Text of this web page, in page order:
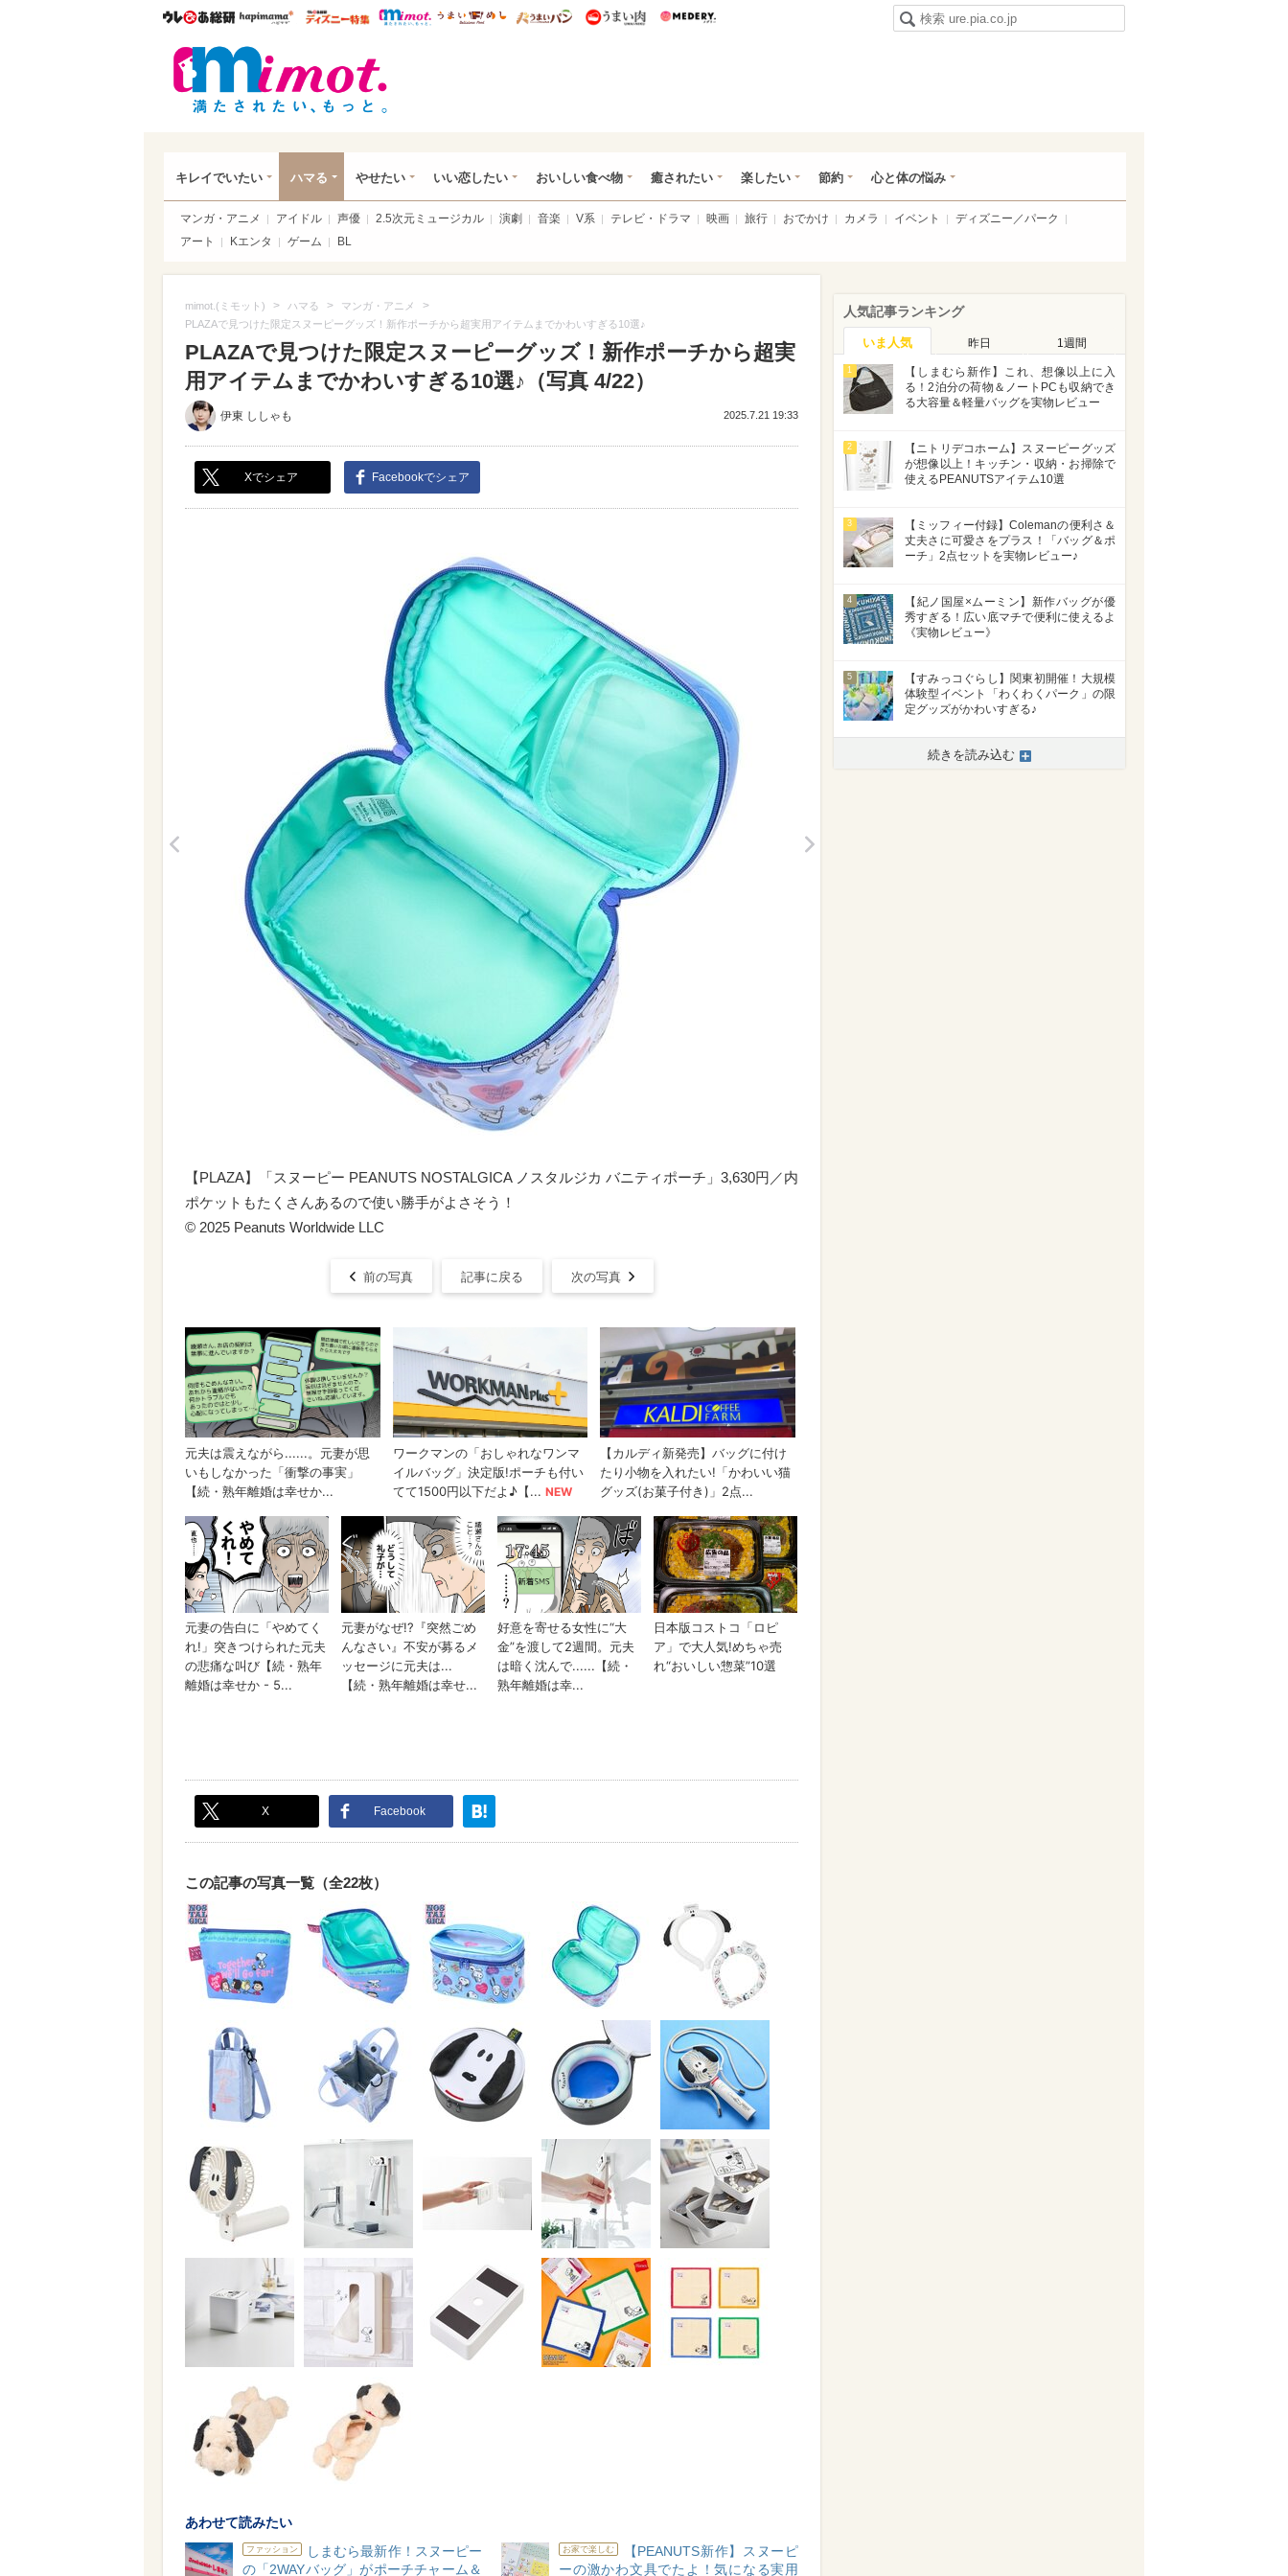
ウレぴあ総研ハピママ* ウレぴあ総研 ディズニー特集
mimot. うまいめし うまいパン うまい肉
キレイでいたい ハマる やせたい いい恋したい おいしい食べ物 癒されたい 楽したい 節約 心と体の悩み
マンガ・アニメ アイドル 声優 2.5次元ミュージカル 演劇 音楽 V系 テレビ・ドラマ 映画 旅行 おでかけ カメラ イベント
ディズニー／パーク
アート
Kエンタ ゲーム BL
mimot.(ミモット) > ハマる > マンガ・アニメ >
PLAZAで見つけた限定スヌーピーグッズ！新作ポーチから超実用アイテムまでかわいすぎる10選♪
PLAZAで見つけた限定スヌーピーグッズ！新作ポーチから超実
用アイテムまでかわいすぎる10選♪（写真 4/22）
伊東 ししゃも 2025.7.21 19:33
Xでシェア Facebookでシェア
【PLAZA】「スヌーピー PEANUTS NOSTALGICA ノスタルジカ バニティポーチ」3,630円／内
ポケットもたくさんあるので使い勝手がよさそう！
© 2025 Peanuts Worldwide LLC
前の写真 記事に戻る 次の写真
X Facebook
この記事の写真一覧（全22枚）
あわせて読みたい
ファッション
しまむら最新作！スヌーピー
の「2WAYバッグ」がポーチチャーム＆
お家で楽しむ
【PEANUTS新作】スヌーピ
ーの激かわ文具でたよ！気になる実用
人気記事ランキング
いま人気 昨日 1週間
1
【しまむら新作】これ、想像以上に入
る！2泊分の荷物＆ノートPCも収納でき
る大容量＆軽量バッグを実物レビュー
2
【ニトリデコホーム】スヌーピーグッズ
が想像以上！キッチン・収納・お掃除で
使えるPEANUTSアイテム10選
3
【ミッフィー付録】Colemanの便利さ＆
丈夫さに可愛さをプラス！「バッグ＆ポ
ーチ」2点セットを実物レビュー♪
4
【紀ノ国屋×ムーミン】新作バッグが優
秀すぎる！広い底マチで便利に使えるよ
《実物レビュー》
5
【すみっコぐらし】関東初開催！大規模
体験型イベント「わくわくパーク」の限
定グッズがかわいすぎる♪
続きを読み込む